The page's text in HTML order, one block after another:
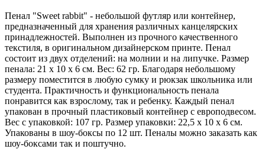
Пенал "Sweet rabbit" - небольшой футляр или контейнер,
предназначенный для хранения различных канцелярских
принадлежностей. Выполнен из прочного качественного
текстиля, в оригинальном дизайнерском принте. Пенал
состоит из двух отделений: на молнии и на липучке. Размер
пенала: 21 х 10 х 6 см. Вес: 62 гр. Благодаря небольшому
размеру поместится в любую сумку и рюкзак школьника или
студента. Практичность и функциональность пенала
понравится как взрослому, так и ребенку. Каждый пенал
упакован в прочный пластиковый контейнер с европодвесом.
Вес с упаковкой: 107 гр. Размер упаковки: 22,5 х 10 х 6 см.
Упакованы в шоу-боксы по 12 шт. Пеналы можно заказать как
шоу-боксами так и поштучно.